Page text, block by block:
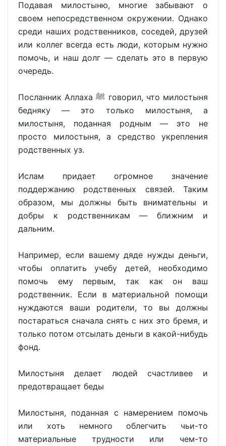
Подавая милостыню, многие забывают о
своем непосредственном окружении. Однако
среди наших родственников, соседей, друзей
или коллег всегда есть люди, которым нужно
помочь, и наш долг — сделать это в первую
очередь.
Посланник Аллаха ﷺ говорил, что милостыня
бедняку — это только милостыня, а
милостыня, поданная родным — это не
просто милостыня, а средство укрепления
родственных уз.
Ислам придает огромное значение
поддержанию родственных связей. Таким
образом, мы должны быть внимательны и
добры к родственникам — ближним и
дальним.
Например, если вашему дяде нужды деньги,
чтобы оплатить учебу детей, необходимо
помочь ему первым, так как он ваш
родственник. Если в материальной помощи
нуждаются ваши родители, то вы должны
постараться сначала снять с них это бремя, и
только потом отсылать деньги в какой-нибудь
фонд.
Милостыня делает людей счастливее и
предотвращает беды
Милостыня, поданная с намерением помочь
или хоть немного облегчить чьи-то
материальные трудности или чем-то